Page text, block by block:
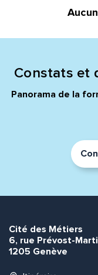
Constats et
Panorama de la
Cité des Métiers
6, rue Prévost-
1205 Genève
Adresse e-mail*